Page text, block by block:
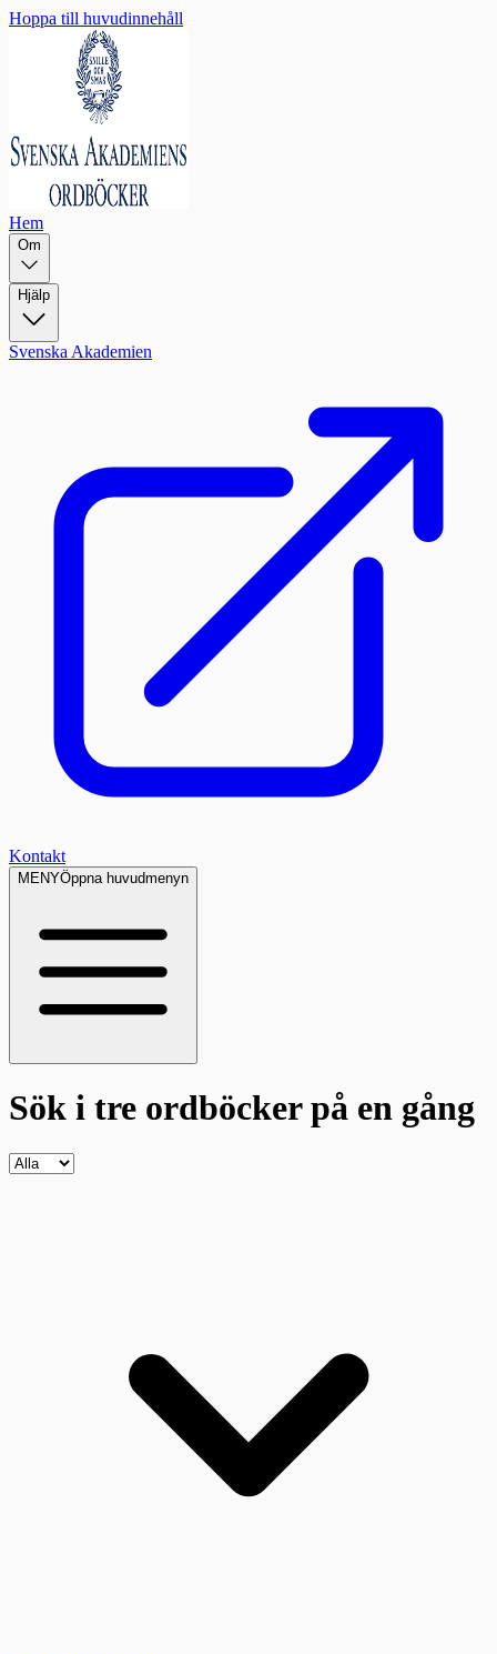
Hoppa till huvudinnehåll
Hem
Om
Hjälp
Svenska Akademien
Kontakt
MENYÖppna huvudmenyn
Sök i tre ordböckerpå en gång